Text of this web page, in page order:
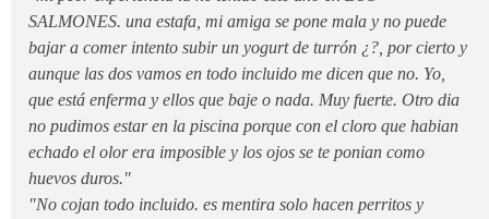
SALMONES. una estafa, mi amiga se pone mala y no puede
bajar a comer intento subir un yogurt de turrón ¿?, por cierto y
aunque las dos vamos en todo incluido me dicen que no. Yo,
que está enferma y ellos que baje o nada. Muy fuerte. Otro dia
no pudimos estar en la piscina porque con el cloro que habian
echado el olor era imposible y los ojos se te ponian como
huevos duros."
"No cojan todo incluido. es mentira solo hacen perritos y